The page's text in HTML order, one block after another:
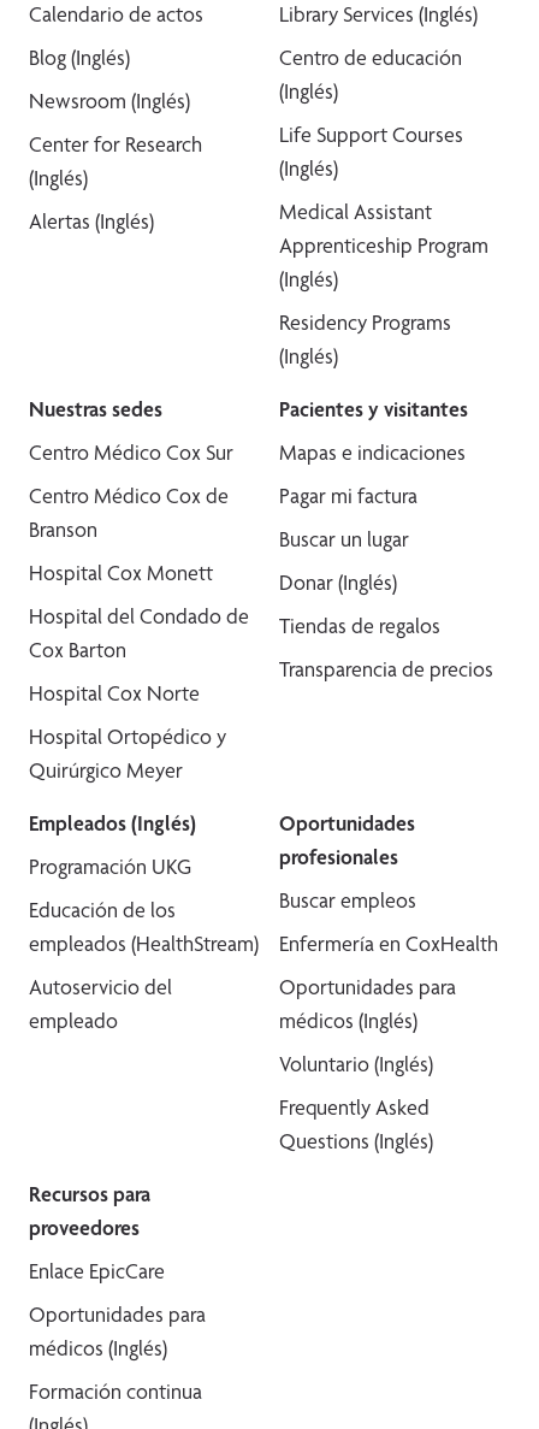
Calendario de actos
Blog (Inglés)
Newsroom (Inglés)
Center for Research
(Inglés)
Alertas (Inglés)
Library Services (Inglés)
Centro de educación
(Inglés)
Life Support Courses
(Inglés)
Medical Assistant
Apprenticeship Program
(Inglés)
Residency Programs
(Inglés)
Nuestras sedes
Centro Médico Cox Sur
Centro Médico Cox de
Branson
Hospital Cox Monett
Hospital del Condado de
Cox Barton
Hospital Cox Norte
Hospital Ortopédico y
Quirúrgico Meyer
Pacientes y visitantes
Mapas e indicaciones
Pagar mi factura
Buscar un lugar
Donar (Inglés)
Tiendas de regalos
Transparencia de precios
Empleados (Inglés)
Programación UKG
Educación de los
empleados (HealthStream)
Autoservicio del
empleado
Oportunidades
profesionales
Buscar empleos
Enfermería en CoxHealth
Oportunidades para
médicos (Inglés)
Voluntario (Inglés)
Frequently Asked
Questions (Inglés)
Recursos para
proveedores
Enlace EpicCare
Oportunidades para
médicos (Inglés)
Formación continua